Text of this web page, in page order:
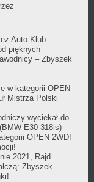
Auto Klub
pięknych
– Zbyszek
w kategorii OPEN
Mistrza Polski
wyciekał do
E30 318is)
OPEN 2WD!
2021, Rajd
Zbyszek